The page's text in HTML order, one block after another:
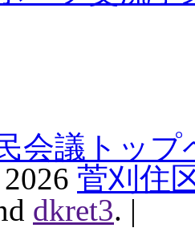
会議トップ
2026 菅刈住
dkret3. |